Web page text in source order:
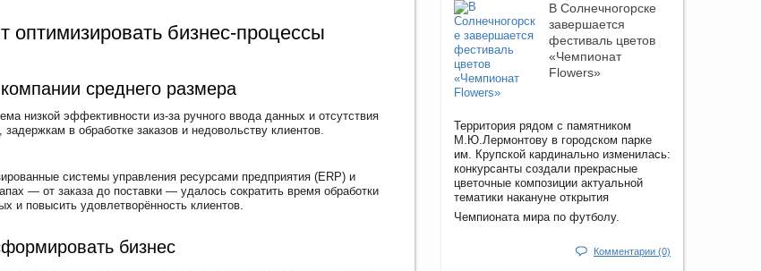
бизнес-процессы
среднего размера
низкой эффективности из-за ручного ввода данных и отсутствия
в обработке заказов и недовольству клиентов.
системы управления ресурсами предприятия (ERP) и
— от заказа до поставки — удалось сократить время обработки
и повысить удовлетворённость клиентов.
бизнес
В Солнечногорске
завершается
фестиваль цветов
«Чемпионат
Flowers»
Территория рядом с памятником
М.Ю.Лермонтову в городском парке
им. Крупской кардинально изменилась:
конкурсанты создали прекрасные
цветочные композиции актуальной
тематики накануне открытия
Чемпионата мира по футболу.
Комментарии (0)